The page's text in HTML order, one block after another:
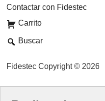
Contactar con Fidestec
Carrito
Buscar
Fidestec Copyright © 2026